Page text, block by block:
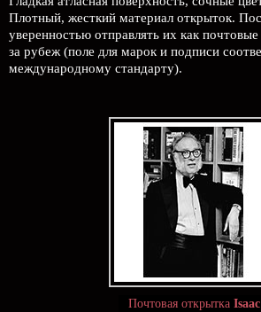
Плотный, жесткий материал открыток.
уверенностью отправлять их как
за рубеж (поле для марок и подписи
международному стандарту).
Почтовая открытка Isaac